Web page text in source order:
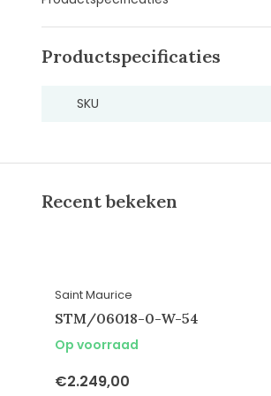
Productspecificaties
SKU
Recent bekeken
Saint Maurice
STM/06018-0-W-54
Op voorraad
€2.249,00